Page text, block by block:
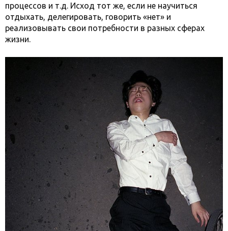
процессов и т.д. Исход тот же, если не научиться
отдыхать, делегировать, говорить «нет» и
реализовывать свои потребности в разных сферах
жизни.